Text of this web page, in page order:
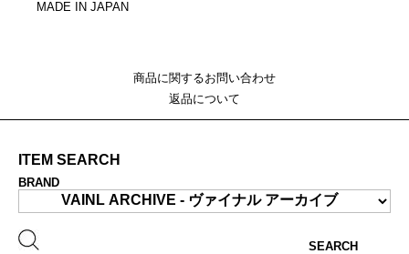
MADE IN JAPAN
商品に関するお問い合わせ
返品について
ITEM SEARCH
BRAND
SEARCH